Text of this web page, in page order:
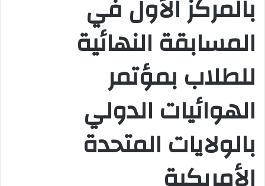
بالمركز الأول في
المسابقة النهائية
للطلاب بمؤتمر
الهوائيات الدولي
بالولايات المتحدة